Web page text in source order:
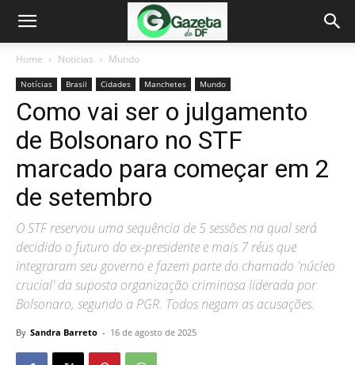
Home Notícias Mundo
Notícias Brasil Cidades Manchetes Mundo
Como vai ser o julgamento
de Bolsonaro no STF
marcado para começar em 2
de setembro
O STF reservou uma sequência de 5 sessões na qual será
decidido o futuro do ex-presidente e mais 7 réus que
integraram seu governo e fazem parte do chamado 'núcleo
crucial' da suposta organização criminosa liderada por
Bolsonaro, segundo a PGR. Todos negam as acusações.
By Sandra Barreto - 16 de agosto de 2025